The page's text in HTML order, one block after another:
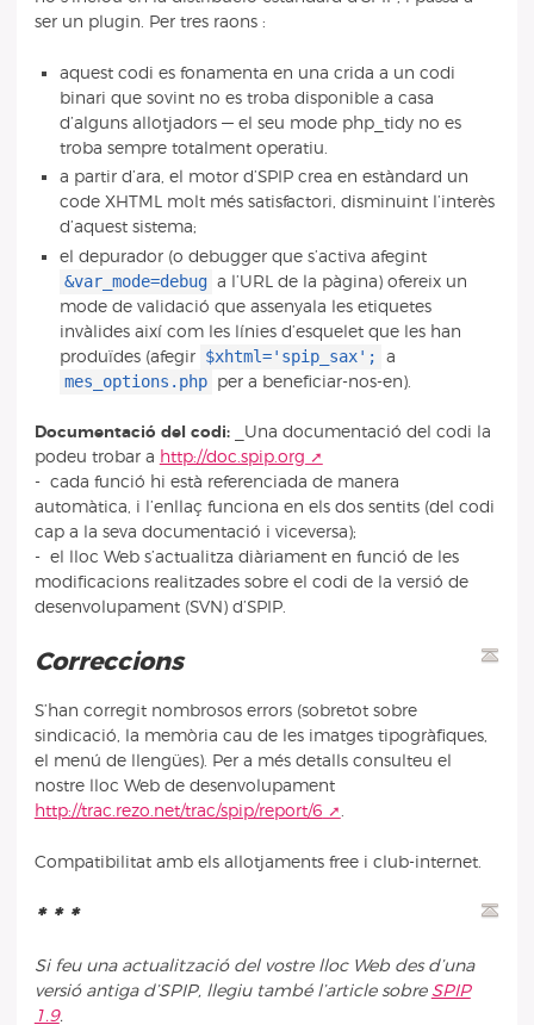
ser un plugin. Per tres raons :
aquest codi es fonamenta en una crida a un codi
binari que sovint no es troba disponible a casa
d’alguns allotjadors — el seu mode php_tidy no es
troba sempre totalment operatiu.
a partir d’ara, el motor d’SPIP crea en estàndard un
code XHTML molt més satisfactori, disminuint l’interès
d’aquest sistema;
el depurador (o debugger que s’activa afegint
&var_mode=debug a l’URL de la pàgina) ofereix un
mode de validació que assenyala les etiquetes
invàlides així com les línies d’esquelet que les han
produïdes (afegir $xhtml='spip_sax'; a
mes_options.php per a beneficiar-nos-en).
Documentació del codi:_Una documentació del codi la
podeu trobar a http://doc.spip.org
- cada funció hi està referenciada de manera
automàtica, i l’enllaç funciona en els dos sentits (del codi
cap a la seva documentació i viceversa);
- el lloc Web s’actualitza diàriament en funció de les
modificacions realitzades sobre el codi de la versió de
desenvolupament (SVN) d’SPIP.
Correccions
S’han corregit nombrosos errors (sobretot sobre
sindicació, la memòria cau de les imatges tipogràfiques,
el menú de llengües). Per a més detalls consulteu el
nostre lloc Web de desenvolupament
http://trac.rezo.net/trac/spip/report/6
.
Compatibilitat amb els allotjaments free i club-internet.
* * *
Si feu una actualització del vostre lloc Web des d’una
versió antiga d’SPIP, llegiu també l’article sobre SPIP
1.9.